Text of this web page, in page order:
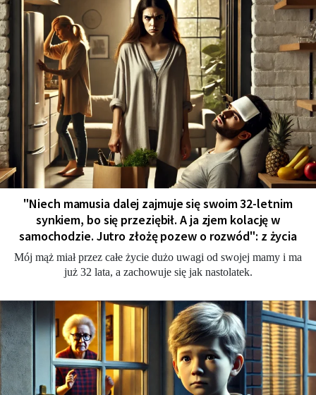
"Niech mamusia dalej zajmuje się swoim 32-letnim
synkiem, bo się przeziębił. A ja zjem kolację w
samochodzie. Jutro złożę pozew o rozwód": z życia
Mój mąż miał przez całe życie dużo uwagi od swojej mamy i ma
już 32 lata, a zachowuje się jak nastolatek.